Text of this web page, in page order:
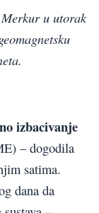
u utorak
izbacivanje
– dogodila
satima.
dana da